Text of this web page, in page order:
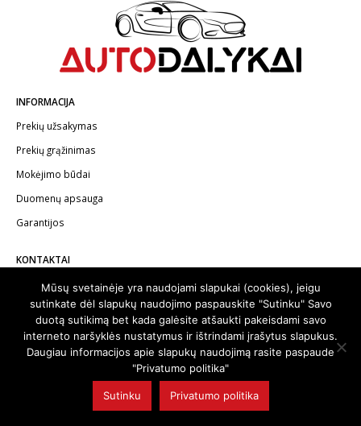
INFORMACIJA
Prekių užsakymas
Prekių grąžinimas
Mokėjimo būdai
Duomenų apsauga
Garantijos
KONTAKTAI
Telefonas:+370 602 62622
El.paštas: info@autodalykai.lt
© 2024. Visos teisės saugomos | Svetainę sukūrė:svetainesideja.lt
Mūsų svetainėje yra naudojami slapukai (cookies), jeigu
sutinkate dėl slapukų naudojimo paspauskite "Sutinku" Savo
duotą sutikimą bet kada galėsite atšaukti pakeisdami savo
interneto naršyklės nustatymus ir ištrindami įrašytus slapukus.
Daugiau informacijos apie slapukų naudojimą rasite paspaude
"Privatumo politika"
Sutinku Privatumo politika